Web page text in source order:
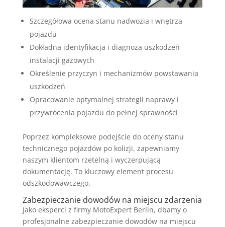
Szczegółowa ocena stanu nadwozia i wnętrza
pojazdu
Dokładna identyfikacja i diagnoza uszkodzeń
instalacji gazowych
Określenie przyczyn i mechanizmów powstawania
uszkodzeń
Opracowanie optymalnej strategii naprawy i
przywrócenia pojazdu do pełnej sprawności
Poprzez kompleksowe podejście do oceny stanu
technicznego pojazdów po kolizji, zapewniamy
naszym klientom rzetelną i wyczerpującą
dokumentację. To kluczowy element procesu
odszkodowawczego.
Zabezpieczanie dowodów na miejscu zdarzenia
Jako eksperci z firmy MotoExpert Berlin, dbamy o
profesjonalne zabezpieczanie dowodów na miejscu